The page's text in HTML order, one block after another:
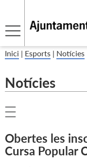
Inici | Esports | Notícies
Notícies
Obertes les
Cursa Popular